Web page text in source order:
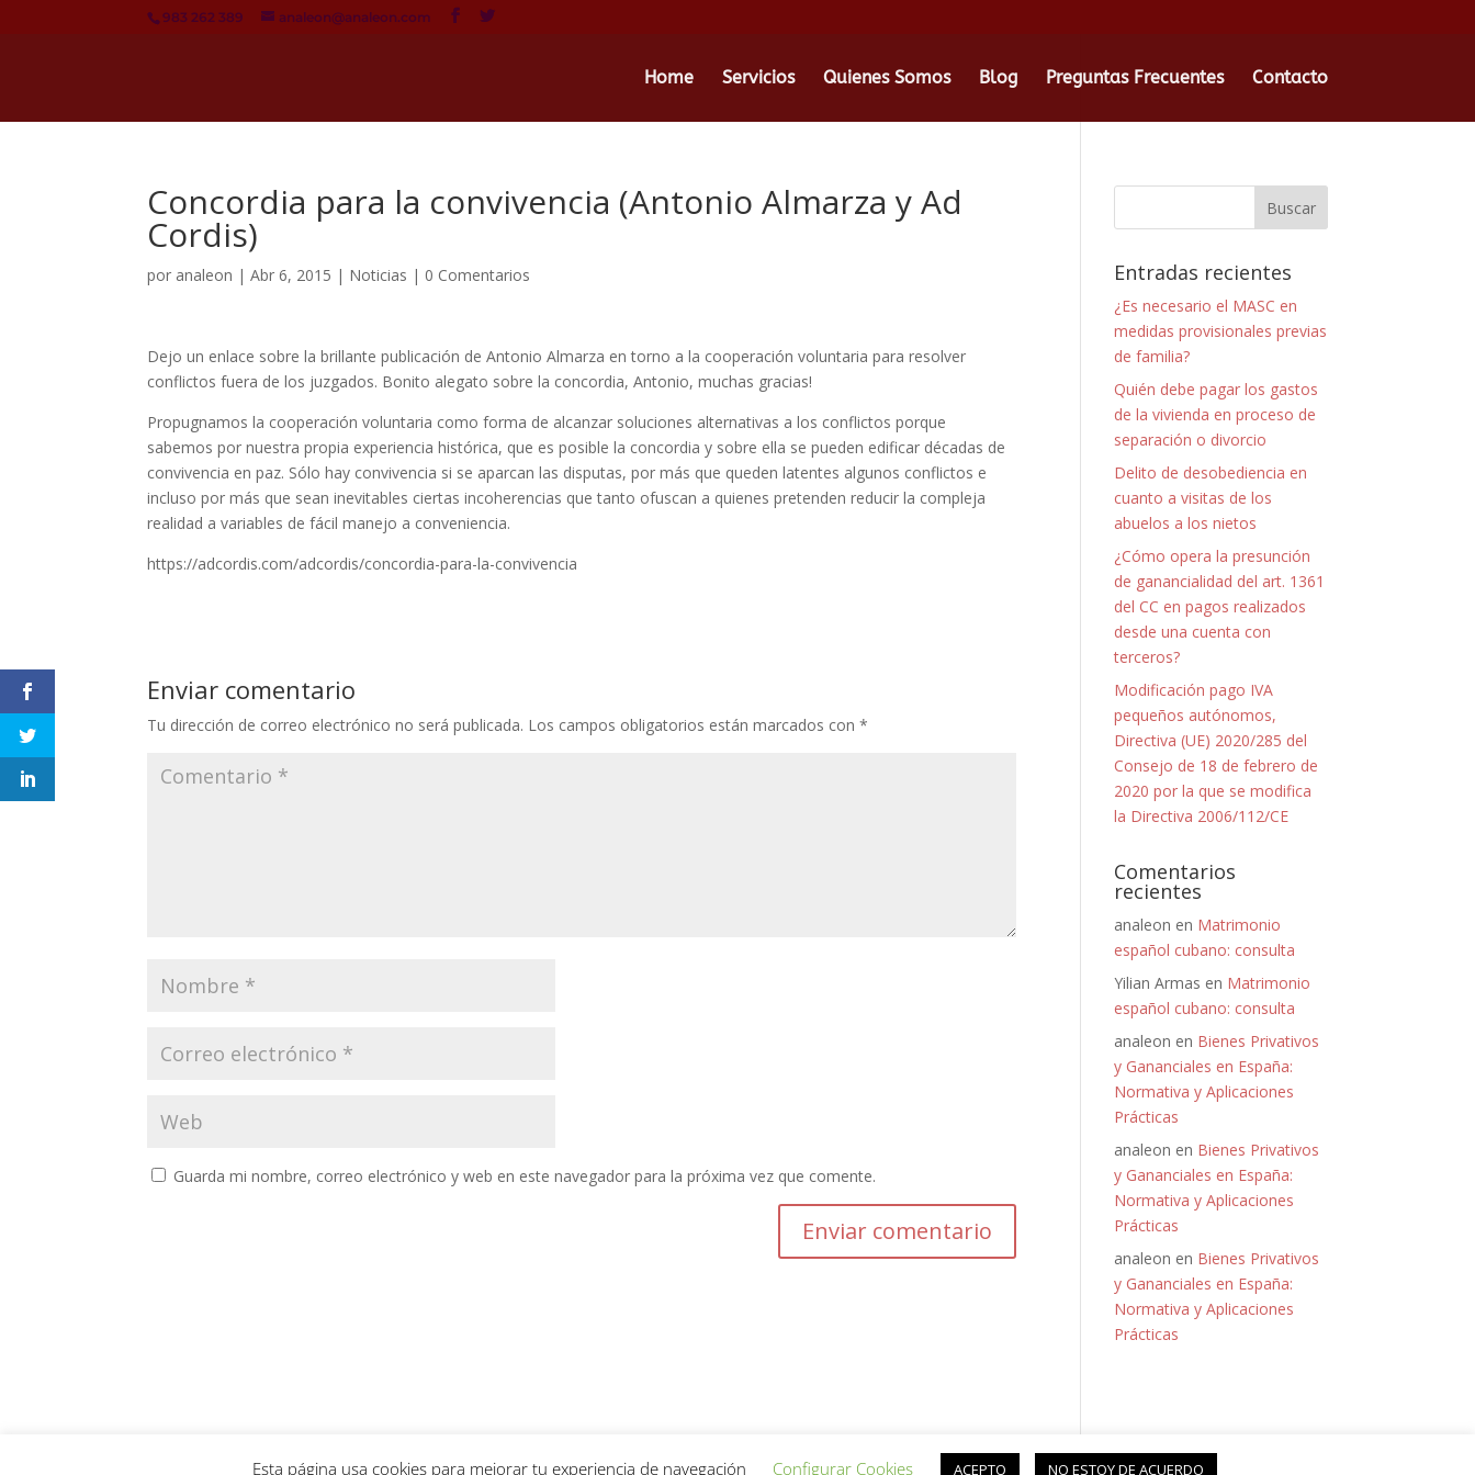
983 262 389 analeon@analeon.com
Home Servicios Quienes Somos Blog Preguntas Frecuentes Contacto
Concordia para la convivencia (Antonio Almarza y Ad
Cordis)
por analeon |Abr 6, 2015 | Noticias | 0 Comentarios
Dejo un enlace sobre la brillante publicación de Antonio Almarza en torno a la cooperación voluntaria para resolver
conflictos fuera de los juzgados. Bonito alegato sobre la concordia, Antonio, muchas gracias!
Propugnamos la cooperación voluntaria como forma de alcanzar soluciones alternativas a los conflictos porque
sabemos por nuestra propia experiencia histórica, que es posible la concordia y sobre ella se pueden edificar décadas de
convivencia en paz. Sólo hay convivencia si se aparcan las disputas, por más que queden latentes algunos conflictos e
incluso por más que sean inevitables ciertas incoherencias que tanto ofuscan a quienes pretenden reducir la compleja
realidad a variables de fácil manejo a conveniencia.
https://adcordis.com/adcordis/concordia-para-la-convivencia
Enviar comentario
Tu dirección de correo electrónico no será publicada. Los campos obligatorios están marcados con*
Guarda mi nombre, correo electrónico y web en este navegador para la próxima vez que comente.
Entradas recientes
¿Es necesario el MASC en
medidas provisionales previas
de familia?
Quién debe pagar los gastos
de la vivienda en proceso de
separación o divorcio
Delito de desobediencia en
cuanto a visitas de los
abuelos a los nietos
¿Cómo opera la presunción
de ganancialidad del art. 1361
del CC en pagos realizados
desde una cuenta con
terceros?
Modificación pago IVA
pequeños autónomos,
Directiva (UE) 2020/285 del
Consejo de 18 de febrero de
2020 por la que se modifica
la Directiva 2006/112/CE
Comentarios
recientes
analeon en Matrimonio
español cubano: consulta
Yilian Armas en Matrimonio
español cubano: consulta
analeon en Bienes Privativos
y Gananciales en España:
Normativa y Aplicaciones
Prácticas
analeon en Bienes Privativos
y Gananciales en España:
Normativa y Aplicaciones
Prácticas
analeon en Bienes Privativos
y Gananciales en España:
Normativa y Aplicaciones
Prácticas
Esta página usa cookies para mejorar tu experiencia de navegación Configurar Cookies ACEPTO NO ESTOY DE ACUERDO